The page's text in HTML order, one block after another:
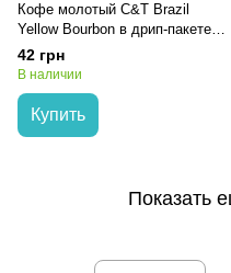
Кофе молотый C&T Brazil
Yellow Bourbon в дрип-пакете
10г
42 грн
В наличии
Купить
Показать